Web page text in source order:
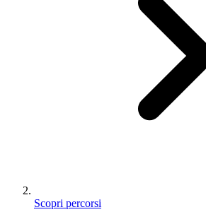
Scopri percorsi